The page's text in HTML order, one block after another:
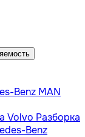
Benz MAN
Volvo Разборка
Benz